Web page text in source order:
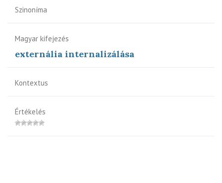
Szinoníma
Magyar kifejezés
externália internalizálása
Kontextus
Értékelés